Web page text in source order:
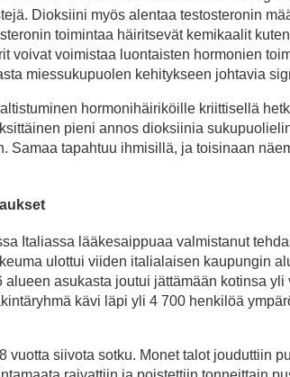
Dioksiini myös alentaa testosteronin
toimintaa häiritsevät kemikaalit
voivat voimistaa luontaisten hormonien
miessukupuolen kehitykseen johtavia
hormonihäiriköille kriittisellä
pieni annos dioksiinia
Samaa tapahtuu ihmisillä, ja toisinaan
Italiassa lääkesaippuaa valmistanut
ulottui viiden italialaisen kaupungin
asukasta joutui jättämään kotinsa yli
kävi läpi yli 4 700 henkilöä
siivota sotku. Monet talot jouduttiin